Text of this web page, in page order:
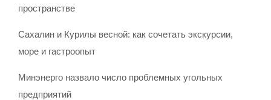
пространстве
Сахалин и Курилы весной: как сочетать экскурсии,
море и гастроопыт
Минэнерго назвало число проблемных угольных
предприятий